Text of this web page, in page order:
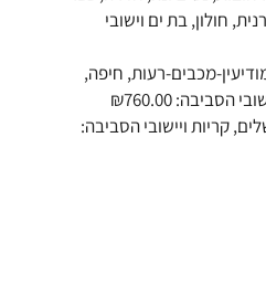
חולון, בת ים וישובי
מודיעין-מכבים-רעות, חיפה,
₪760.00
קריות ויישובי הסביבה: